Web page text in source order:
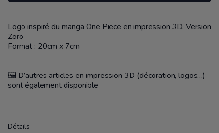
Description
Logo inspiré du manga One Piece en impression 3D. Version
Zoro
Format : 20cm x 7cm
🖼️ D’autres articles en impression 3D (décoration, logos…)
sont également disponible
Détails